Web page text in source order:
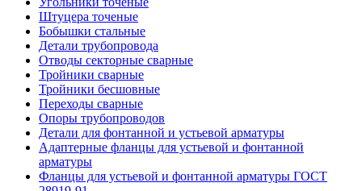
Штуцера точеные
Бобышки стальные
Детали трубопровода
Отводы секторные сварные
Тройники сварные
Тройники бесшовные
Переходы сварные
Опоры трубопроводов
Детали для фонтанной и устьевой арматуры
Адаптерные фланцы для устьевой и фонтанной
арматуры
Фланцы для устьевой и фонтанной арматуры ГОСТ